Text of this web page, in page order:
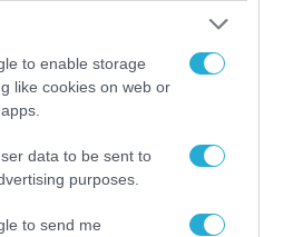
to enable storage
like cookies on web or
data to be sent to
purposes.
to send me